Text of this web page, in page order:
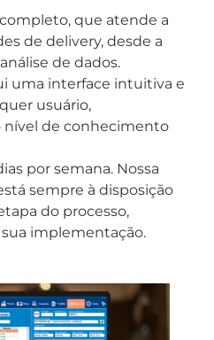
que atende a
de delivery, desde a
de dados.
uma interface intuitiva e
usuário,
de conhecimento
por semana. Nossa
sempre à disposição
do processo,
implementação.